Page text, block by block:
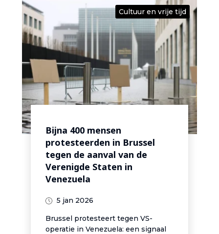
Cultuur en vrije tijd
Bijna 400 mensen
protesteerden in Brussel
tegen de aanval van de
Verenigde Staten in
Venezuela
5 jan 2026
Brussel protesteert tegen VS-
operatie in Venezuela: een signaal